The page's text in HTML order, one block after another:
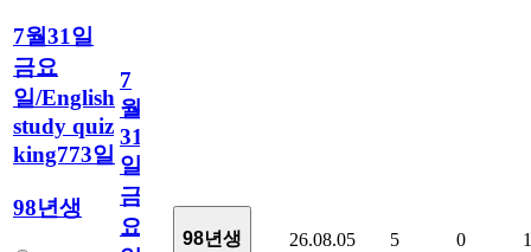
7월31일
금요
일/English
study quiz
king773일
98년생
7
월
31
일
금
요
98년생 26.08.05 5 0 1